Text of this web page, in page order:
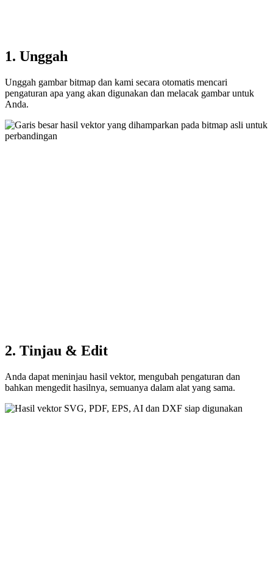
1. Unggah
Unggah gambar bitmap dan kami secara otomatis mencari
pengaturan apa yang akan digunakan dan melacak gambar untuk
Anda.
2. Tinjau & Edit
Anda dapat meninjau hasil vektor, mengubah pengaturan dan
bahkan mengedit hasilnya, semuanya dalam alat yang sama.